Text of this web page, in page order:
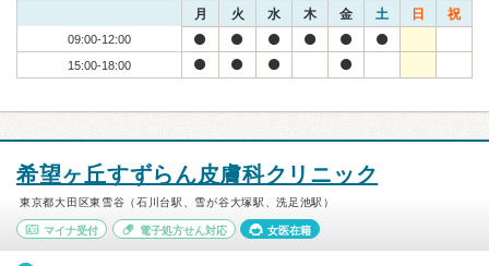
月 火 水 木 金 土 日 祝
09:00-12:00
15:00-18:00
希望ヶ丘すずらん皮膚科クリニック
東京都大田区東雪谷（石川台駅、雪が谷大塚駅、洗足池駅）
マイナ受付 電子処方せん対応 女医在籍